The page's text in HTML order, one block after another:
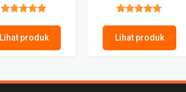
Lihat produk Lihat produk